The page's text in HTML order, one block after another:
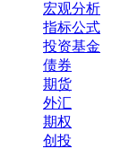
宏观分析
指标公式
投资基金
债券
期货
外汇
期权
创投